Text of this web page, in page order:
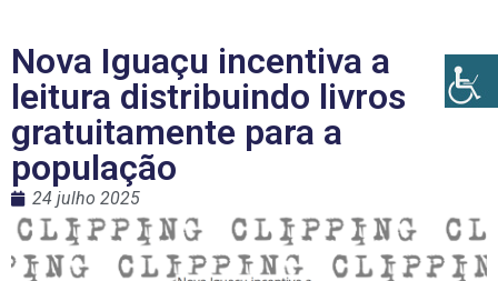
Nova Iguaçu incentiva a
leitura distribuindo livros
gratuitamente para a
população
24 julho 2025